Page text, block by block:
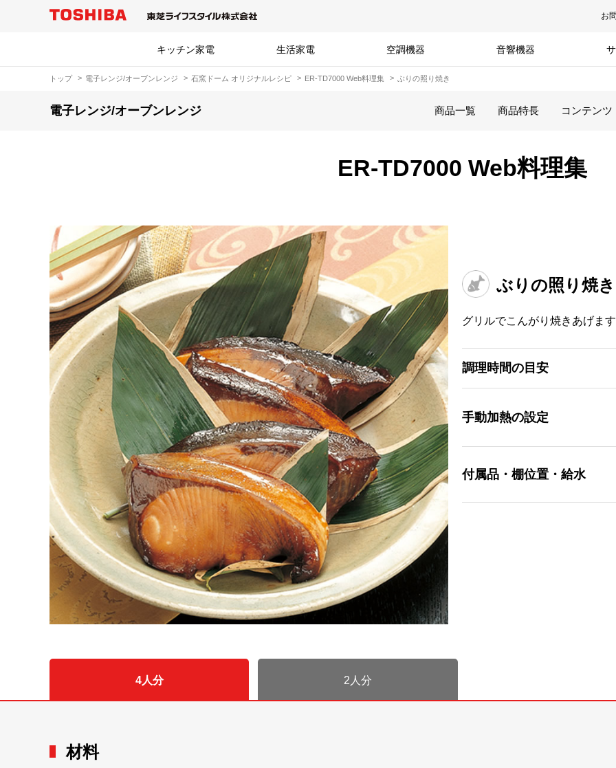
お
キッチン家電 生活家電 空調機器 音響機器
トップ 電子レンジ/オーブンレンジ 石窯ドーム オリジナルレシピ ER-TD7000 Web料理集 ぶりの照り焼き
電子レンジ/オーブンレンジ 商品一覧 商品特長 コンテンツ
ER-TD7000 Web料理集
ぶりの照り焼き
グリルでこんがり焼きあげま
調理時間の目安
手動加熱の設定
付属品・棚位置・給水
4人分 2人分
材料